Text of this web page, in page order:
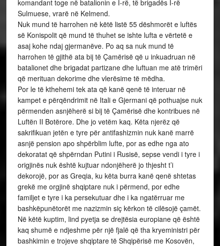
komandant toge në batalionin e I-rë, të brigadës I-rë
Sulmuese, vrarë në Kelmend.
Nuk mund të harrohen në këtë listë 55 dëshmorët e luftës
së Konispolit që mund të thuhet se ishte lufta e vërtetë e
asaj kohe ndaj gjermanëve. Po aq sa nuk mund të
harrohen të gjithë ata bij të Çamërisë që u inkuadruan në
batalionet dhe brigadat partizane dhe luftuan me atë trimëri
që merituan dekorime dhe vlerësime të mëdha.
Por le të kthehemi tek ata që kanë qenë të interuar në
kampet e përqëndrimit në Itali e Gjermani që pothuajse nuk
përmenden asnjëherë si bij të Çamërisë dhe kontribues në
Luftën II Botërore. Dhe jo vetëm kaq. Këta njerëz që
sakrifikuan jetën e tyre për antifashizmin nuk kanë marrë
asnjë pension apo shpërblim lufte, por as edhe nga ato
dekoratat që shpërndan Putini i Rusisë, sepse vendi i tyre i
origjinës nuk është kujtuar ndonjëherë jo thjesht t’i
dekorojë, por as Greqia, ku këta burra kanë qenë shtetas
grekë me orgjinë shqiptare nuk i përmend, por edhe
familjet e tyre i ka persekutuar dhe i ka ngatërruar me
bashkëpunëtorët me nazizmin siç kërkon të cilësojë çamët.
Në këtë kuptim, lind pyetja se drejtësia europiane që është
kaq shumë e ndjeshme për një fjalë që tha kryeministri për
bashkimin e trojeve shqiptare të Shqipërisë me Kosovën,